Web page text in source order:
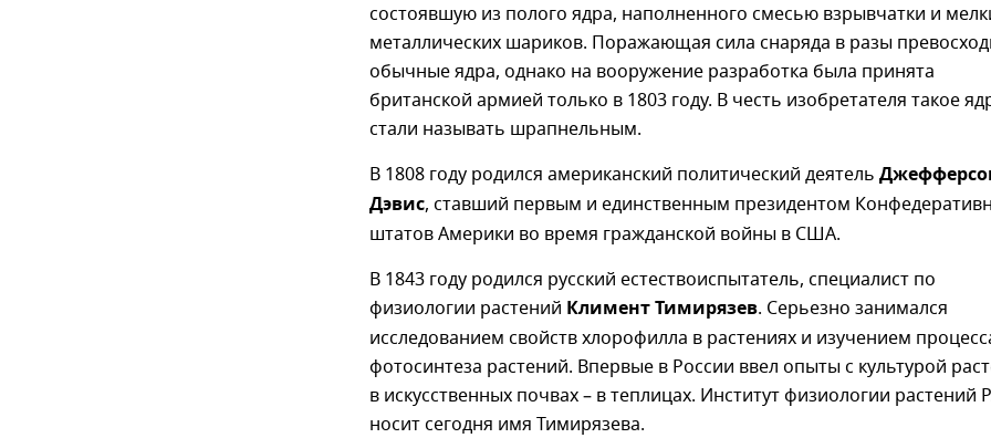
состоявшую из полого ядра, наполненного смесью взрывчатки и
металлических шариков. Поражающая сила снаряда в разы
обычные ядра, однако на вооружение разработка была принята
британской армией только в 1803 году. В честь изобретателя такое
стали называть шрапнельным.
В 1808 году родился американский политический деятель
Дэвис, ставший первым и единственным президентом
штатов Америки во время гражданской войны в США.
В 1843 году родился русский естествоиспытатель, специалист по
физиологии растений Климент Тимирязев. Серьезно занимался
исследованием свойств хлорофилла в растениях и изучением
фотосинтеза растений. Впервые в России ввел опыты с культурой
в искусственных почвах – в теплицах. Институт физиологии растений
носит сегодня имя Тимирязева.